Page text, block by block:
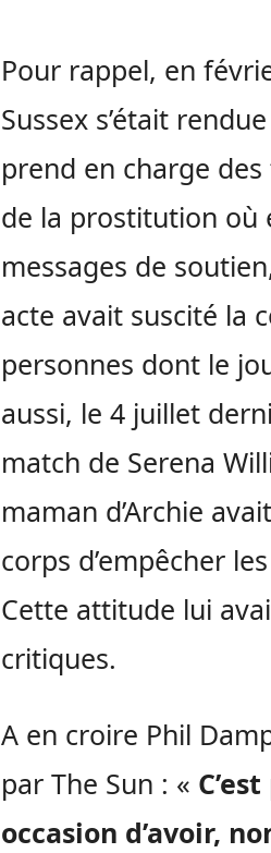
Pour rappel, en
Sussex s’était
prend en charge
de la prostitution où
messages de
acte avait suscité la
personnes dont le
aussi, le 4 juillet
match de Serena
maman d’Archie
corps d’empêcher
Cette attitude lui
critiques.
A en croire Phil
par The Sun : «
occasion d’avoir,